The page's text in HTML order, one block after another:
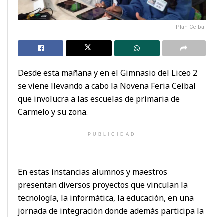
Plan Ceibal
Desde esta mañana y en el Gimnasio del Liceo 2
se viene llevando a cabo la Novena Feria Ceibal
que involucra a las escuelas de primaria de
Carmelo y su zona.
PUBLICIDAD
En estas instancias alumnos y maestros
presentan diversos proyectos que vinculan la
tecnología, la informática, la educación, en una
jornada de integración donde además participa la